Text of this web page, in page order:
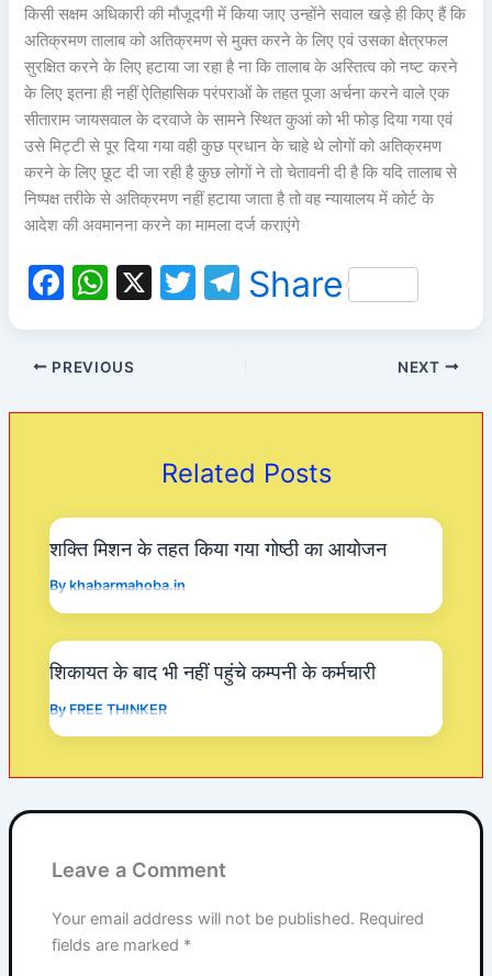
किसी सक्षम अधिकारी की मौजूदगी में किया जाए उन्होंने सवाल खड़े ही किए हैं कि
अतिक्रमण तालाब को अतिक्रमण से मुक्त करने के लिए एवं उसका क्षेत्रफल
सुरक्षित करने के लिए हटाया जा रहा है ना कि तालाब के अस्तित्व को नष्ट करने
के लिए इतना ही नहीं ऐतिहासिक परंपराओं के तहत पूजा अर्चना करने वाले एक
सीताराम जायसवाल के दरवाजे के सामने स्थित कुआं को भी फोड़ दिया गया एवं
उसे मिट्टी से पूर दिया गया वही कुछ प्रधान के चाहे थे लोगों को अतिक्रमण
करने के लिए छूट दी जा रही है कुछ लोगों ने तो चेतावनी दी है कि यदि तालाब से
निष्पक्ष तरीके से अतिक्रमण नहीं हटाया जाता है तो वह न्यायालय में कोर्ट के
आदेश की अवमानना करने का मामला दर्ज कराएंगे
F
c
e
b
k
W
at
s
A
X
T
T
a
m
Share
PREVIOUS NEXT
Related Posts
शक्ति मिशन के तहत किया गया गोष्ठी का आयोजन
Bykhabarmahoba.in
शिकायत के बाद भी नहीं पहुंचे कम्पनी के कर्मचारी
By FREE THINKER
Leave a Comment
Your email address will not be published. Required
fields are marked *